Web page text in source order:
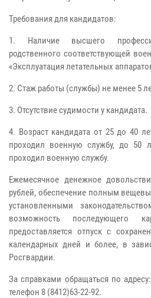
Требования для кандидатов:
1. Наличие высшего
родственного соответствующей
«Эксплуатация летательных
2. Стаж работы (службы) не менее 5
3. Отсутствие судимости у кандидата.
4. Возраст кандидата от 25 до 40
проходил военную службу, до 50
проходил военную службу.
Ежемесячное денежное
рублей, обеспечение полным
установленными
возможность последующего
предоставляется отпуск с
календарных дней и более, в
Росгвардии.
За справками обращаться по
телефон 8 (8412)63-22-92.